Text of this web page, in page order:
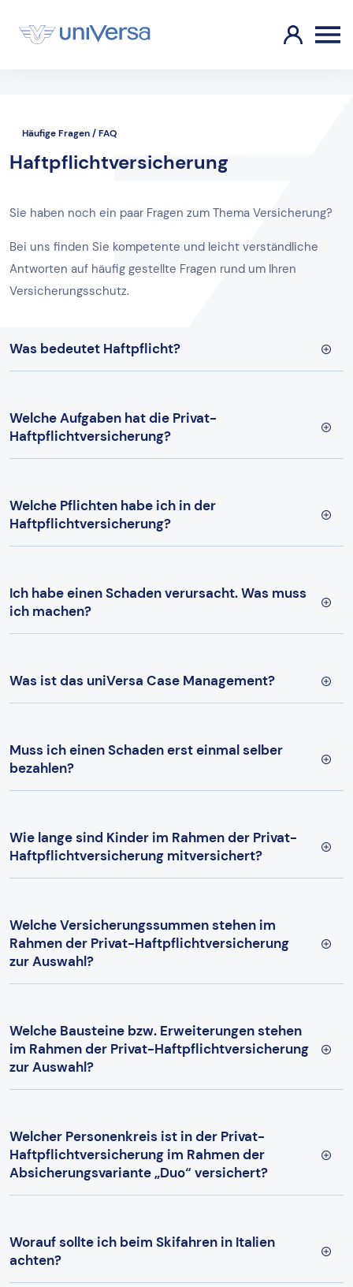
Häufige Fragen / FAQ
Haftpflichtversicherung
Sie haben noch ein paar Fragen zum Thema Versicherung?
Bei uns finden Sie kompetente und leicht verständliche
Antworten auf häufig gestellte Fragen rund um Ihren
Versicherungsschutz.
Was bedeutet Haftpflicht?
Welche Aufgaben hat die Privat-
Haftpflichtversicherung?
Welche Pflichten habe ich in der
Haftpflichtversicherung?
Ich habe einen Schaden verursacht. Was muss
ich machen?
Was ist das uniVersa Case Management?
Muss ich einen Schaden erst einmal selber
bezahlen?
Wie lange sind Kinder im Rahmen der Privat-
Haftpflichtversicherung mitversichert?
Welche Versicherungssummen stehen im
Rahmen der Privat-Haftpflichtversicherung
zur Auswahl?
Welche Bausteine bzw. Erweiterungen stehen
im Rahmen der Privat-Haftpflichtversicherung
zur Auswahl?
Welcher Personenkreis ist in der Privat-
Haftpflichtversicherung im Rahmen der
Absicherungsvariante „Duo“ versichert?
Worauf sollte ich beim Skifahren in Italien
achten?